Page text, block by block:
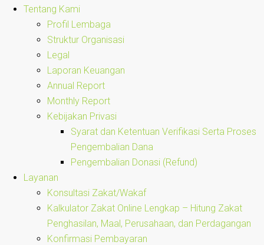
Tentang Kami
Profil Lembaga
Struktur Organisasi
Legal
Laporan Keuangan
Annual Report
Monthly Report
Kebijakan Privasi
Syarat dan Ketentuan Verifikasi Serta Proses
Pengembalian Dana
Pengembalian Donasi (Refund)
Layanan
Konsultasi Zakat/Wakaf
Kalkulator Zakat Online Lengkap – Hitung Zakat
Penghasilan, Maal, Perusahaan, dan Perdagangan
Konfirmasi Pembayaran